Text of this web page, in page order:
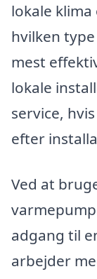
lokale
hvilken
mest
lokale
service,
efter
Ved at
adgang til
arbejder